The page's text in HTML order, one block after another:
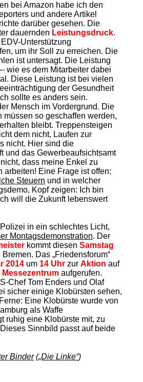
bei Amazon habe ich den
und andere Artikel
darüber gesehen. Die
dauernden Leistungsdruck.
Unterstützung
um ihr Soll zu erreichen. Die
ist untersagt. Die Leistung
wie es dem Mitarbeiter dabei
Diese Leistung ist bei vielen
der Gesundheit
sollte es anders sein.
Mensch im Vordergrund. Die
müssen so geschaffen werden,
bleibt. Treppensteigen
dem nicht, Laufen zur
nicht. Hier sind die
und das Gewerbeaufsichtsamt
dass meine Enkel zu
arbeiten! Eine Frage ist offen:
Steuern und in welcher
Kopf zeigen: Ich bin
will die Zukunft lebenswert
in ein schlechtes Licht,
Mon­tagsdemonstration. Der
kommt diesen Samstag
Bremen. Das „Friedensforum“
2014um 14 Uhrzur Aktion auf
Messezentrumaufgerufen.
Chef Tom Enders und Olaf
sicher einige Klobürsten sehen,
Eine Klobürste wurde von
als Waffe
ruhig eine Klobürste mit, zu
Sinnbild passt auf beide
Binder(„Die Linke“)